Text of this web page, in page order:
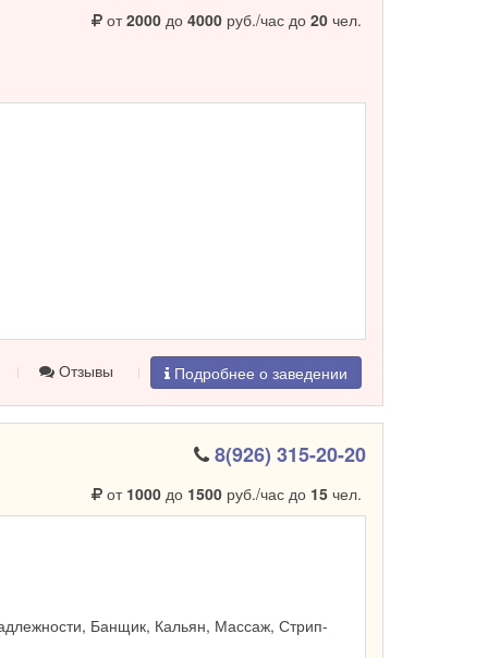
от2000до 4000руб./час до 20чел.
Отзывы Подробнее о заведении
8(926) 315-20-20
от 1000до 1500руб./час до 15чел.
Банщик, Кальян, Массаж, Стрип-